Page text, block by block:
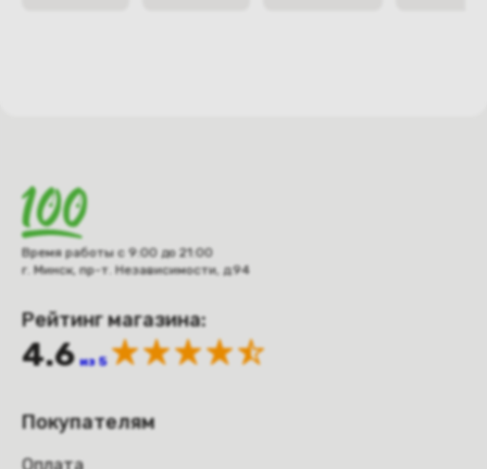
Время работы с 9:00 до 21:00
г. Минск, пр-т. Независимости, д.94
Рейтинг магазина:
4.6 из 5
Покупателям